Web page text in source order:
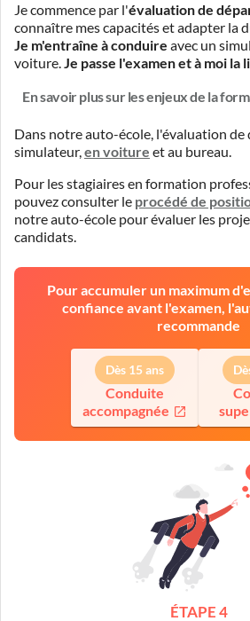
Je commence par l'évaluation de
connaître mes capacités et adapter la
Je m'entraîne à conduire avec un
voiture. Je passe l'examen et à moi la
En savoir plus sur les enjeux de la
Dans notre auto-école, l'évaluation de
simulateur, en voiture etau bureau
Pour les stagiaires en formation
pouvez consulter le procédé de
notre auto-école pour évaluer les
candidats.
Pour accumuler un maximum
confiance avant l'examen,
recommande
Dès 15 ans
Conduite
accompagnée
ÉTAPE 4